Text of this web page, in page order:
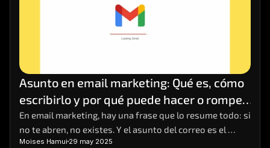
Asunto en email marketing: Qué es, cómo
escribirlo y por qué puede hacer o romper
tu campaña
En email marketing, hay una frase que lo resume todo: si
no te abren, no existes. Y el asunto del correo es el
primer (y a veces único) punto de contacto que tienes
Moises Hamui 29 may 2025